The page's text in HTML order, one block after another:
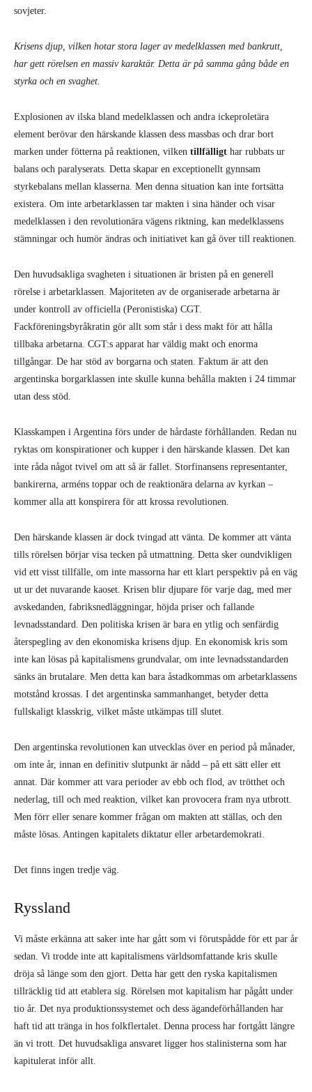
sovjeter.
Krisens djup, vilken hotar stora lager av medelklassen med bankrutt,
har gett rörelsen en massiv karaktär. Detta är på samma gång både en
styrka och en svaghet.
Explosionen av ilska bland medelklassen och andra ickeproletära
element berövar den härskande klassen dess massbas och drar bort
marken under fötterna på reaktionen, vilken tillfälligt har rubbats ur
balans och paralyserats. Detta skapar en exceptionellt gynnsam
styrkebalans mellan klasserna. Men denna situation kan inte fortsätta
existera. Om inte arbetarklassen tar makten i sina händer och visar
medelklassen i den revolutionära vägens riktning, kan medelklassens
stämningar och humör ändras och initiativet kan gå över till reaktionen.
Den huvudsakliga svagheten i situationen är bristen på en generell
rörelse i arbetarklassen. Majoriteten av de organiserade arbetarna är
under kontroll av officiella (Peronistiska) CGT.
Fackföreningsbyråkratin gör allt som står i dess makt för att hålla
tillbaka arbetarna. CGT:s apparat har väldig makt och enorma
tillgångar. De har stöd av borgarna och staten. Faktum är att den
argentinska borgarklassen inte skulle kunna behålla makten i 24 timmar
utan dess stöd.
Klasskampen i Argentina förs under de hårdaste förhållanden. Redan nu
ryktas om konspirationer och kupper i den härskande klassen. Det kan
inte råda något tvivel om att så är fallet. Storfinansens representanter,
bankirerna, arméns toppar och de reaktionära delarna av kyrkan –
kommer alla att konspirera för att krossa revolutionen.
Den härskande klassen är dock tvingad att vänta. De kommer att vänta
tills rörelsen börjar visa tecken på utmattning. Detta sker oundvikligen
vid ett visst tillfälle, om inte massorna har ett klart perspektiv på en väg
ut ur det nuvarande kaoset. Krisen blir djupare för varje dag, med mer
avskedanden, fabriksnedläggningar, höjda priser och fallande
levnadsstandard. Den politiska krisen är bara en ytlig och senfärdig
återspegling av den ekonomiska krisens djup. En ekonomisk kris som
inte kan lösas på kapitalismens grundvalar, om inte levnadsstandarden
sänks än brutalare. Men detta kan bara åstadkommas om arbetarklassens
motstånd krossas. I det argentinska sammanhanget, betyder detta
fullskaligt klasskrig, vilket måste utkämpas till slutet.
Den argentinska revolutionen kan utvecklas över en period på månader,
om inte år, innan en definitiv slutpunkt är nådd – på ett sätt eller ett
annat. Där kommer att vara perioder av ebb och flod, av trötthet och
nederlag, till och med reaktion, vilket kan provocera fram nya utbrott.
Men förr eller senare kommer frågan om makten att ställas, och den
måste lösas. Antingen kapitalets diktatur eller arbetardemokrati.
Det finns ingen tredje väg.
Ryssland
Vi måste erkänna att saker inte har gått som vi förutspådde för ett par år
sedan. Vi trodde inte att kapitalismens världsomfattande kris skulle
dröja så länge som den gjort. Detta har gett den ryska kapitalismen
tillräcklig tid att etablera sig. Rörelsen mot kapitalism har pågått under
tio år. Det nya produktionssystemet och dess ägandeförhållanden har
haft tid att tränga in hos folkflertalet. Denna process har fortgått längre
än vi trott. Det huvudsakliga ansvaret ligger hos stalinisterna som har
kapitulerat inför allt.